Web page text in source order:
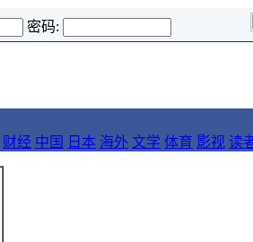
密码:
财经 中国 日本 海外 文学 体育 影视 读